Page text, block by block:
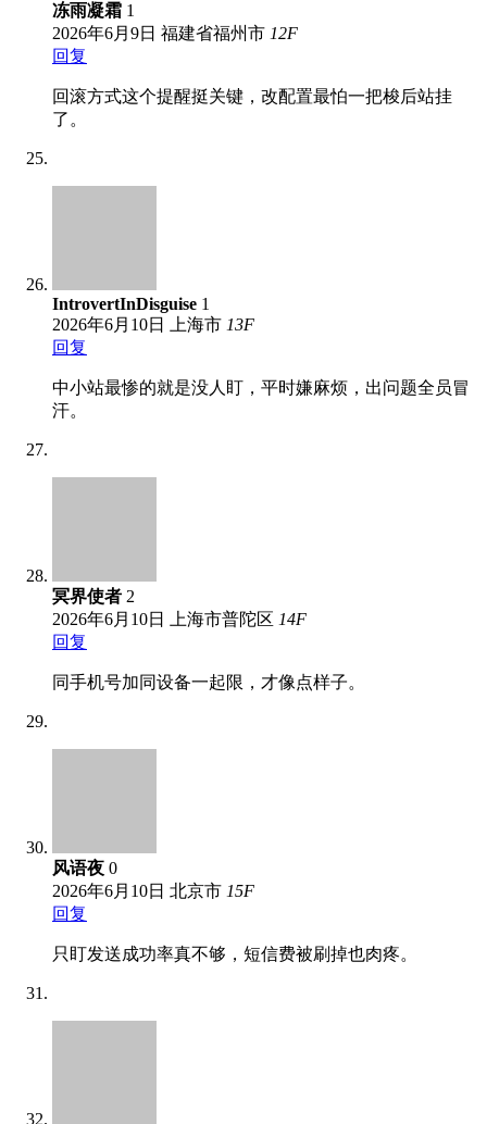
冻雨凝霜 1
2026年6月9日 福建省福州市 12F
回复
回滚方式这个提醒挺关键，改配置最怕一把梭后站挂
了。
IntrovertInDisguise 1
2026年6月10日
上海市 13F
回复
中小站最惨的就是没人盯，平时嫌麻烦，出问题全员冒
汗。
冥界使者 2
2026年6月10日
上海市普陀区 14F
回复
同手机号加同设备一起限，才像点样子。
风语夜 0
2026年6月10日 北京市 15F
回复
只盯发送成功率真不够，短信费被刷掉也肉疼。